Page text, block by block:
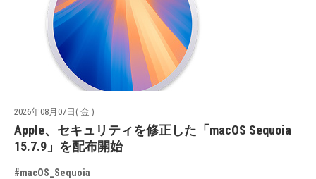
2026年08月07日( 金 )
Apple、セキュリティを修正した「macOS Sequoia
15.7.9」を配布開始
#macOS_Sequoia